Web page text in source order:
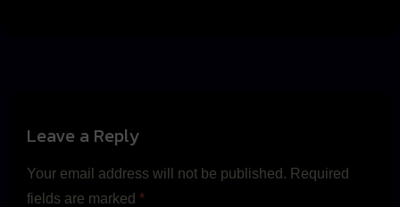
Leave a Reply
Your email address will not be published. Required
fields are marked *